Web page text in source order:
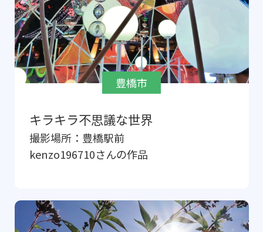
豊橋市
キラキラ不思議な世界
撮影場所： 豊橋駅前
kenzo196710さんの作品